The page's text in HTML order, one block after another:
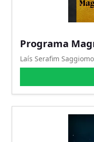
Programa
Laís Serafim Saggiomo